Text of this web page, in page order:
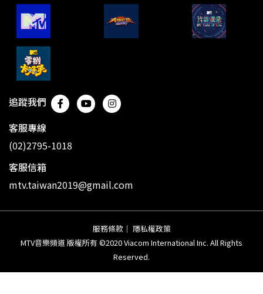
追蹤我們
客服專線
(02)2795-1018
客服信箱
mtv.taiwan2019@gmail.com
服務條款 ｜ 隱私權政策
MTV音樂頻道 版權所有 ©2020 Viacom International Inc. All Rights
Reserved.